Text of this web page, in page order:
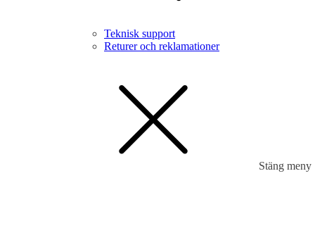
Teknisk support
Returer och reklamationer
Stäng meny